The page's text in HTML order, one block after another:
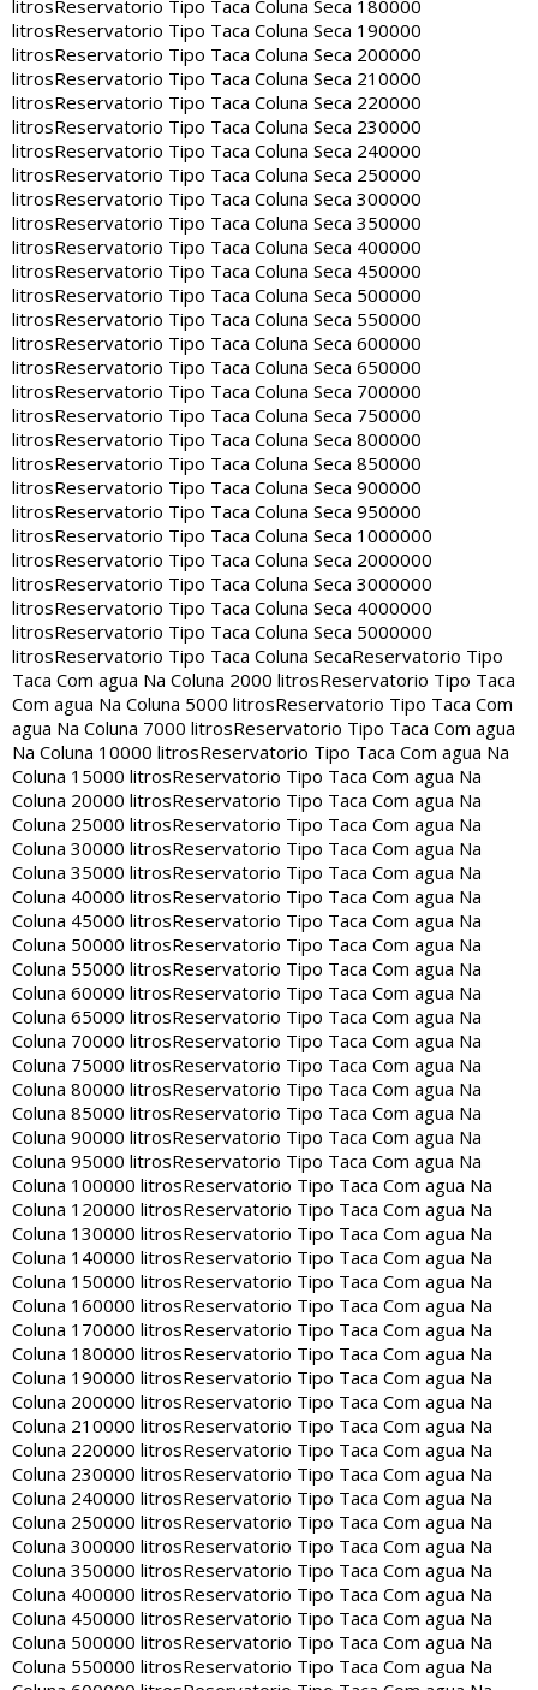
litrosReservatorio Tipo Taca Coluna Seca 180000
litrosReservatorio Tipo Taca Coluna Seca 190000
litrosReservatorio Tipo Taca Coluna Seca 200000
litrosReservatorio Tipo Taca Coluna Seca 210000
litrosReservatorio Tipo Taca Coluna Seca 220000
litrosReservatorio Tipo Taca Coluna Seca 230000
litrosReservatorio Tipo Taca Coluna Seca 240000
litrosReservatorio Tipo Taca Coluna Seca 250000
litrosReservatorio Tipo Taca Coluna Seca 300000
litrosReservatorio Tipo Taca Coluna Seca 350000
litrosReservatorio Tipo Taca Coluna Seca 400000
litrosReservatorio Tipo Taca Coluna Seca 450000
litrosReservatorio Tipo Taca Coluna Seca 500000
litrosReservatorio Tipo Taca Coluna Seca 550000
litrosReservatorio Tipo Taca Coluna Seca 600000
litrosReservatorio Tipo Taca Coluna Seca 650000
litrosReservatorio Tipo Taca Coluna Seca 700000
litrosReservatorio Tipo Taca Coluna Seca 750000
litrosReservatorio Tipo Taca Coluna Seca 800000
litrosReservatorio Tipo Taca Coluna Seca 850000
litrosReservatorio Tipo Taca Coluna Seca 900000
litrosReservatorio Tipo Taca Coluna Seca 950000
litrosReservatorio Tipo Taca Coluna Seca 1000000
litrosReservatorio Tipo Taca Coluna Seca 2000000
litrosReservatorio Tipo Taca Coluna Seca 3000000
litrosReservatorio Tipo Taca Coluna Seca 4000000
litrosReservatorio Tipo Taca Coluna Seca 5000000
litrosReservatorio Tipo Taca Coluna SecaReservatorio Tipo
Taca Com agua Na Coluna 2000 litrosReservatorio Tipo Taca
Com agua Na Coluna 5000 litrosReservatorio Tipo Taca Com
agua Na Coluna 7000 litrosReservatorio Tipo Taca Com agua
Na Coluna 10000 litrosReservatorio Tipo Taca Com agua Na
Coluna 15000 litrosReservatorio Tipo Taca Com agua Na
Coluna 20000 litrosReservatorio Tipo Taca Com agua Na
Coluna 25000 litrosReservatorio Tipo Taca Com agua Na
Coluna 30000 litrosReservatorio Tipo Taca Com agua Na
Coluna 35000 litrosReservatorio Tipo Taca Com agua Na
Coluna 40000 litrosReservatorio Tipo Taca Com agua Na
Coluna 45000 litrosReservatorio Tipo Taca Com agua Na
Coluna 50000 litrosReservatorio Tipo Taca Com agua Na
Coluna 55000 litrosReservatorio Tipo Taca Com agua Na
Coluna 60000 litrosReservatorio Tipo Taca Com agua Na
Coluna 65000 litrosReservatorio Tipo Taca Com agua Na
Coluna 70000 litrosReservatorio Tipo Taca Com agua Na
Coluna 75000 litrosReservatorio Tipo Taca Com agua Na
Coluna 80000 litrosReservatorio Tipo Taca Com agua Na
Coluna 85000 litrosReservatorio Tipo Taca Com agua Na
Coluna 90000 litrosReservatorio Tipo Taca Com agua Na
Coluna 95000 litrosReservatorio Tipo Taca Com agua Na
Coluna 100000 litrosReservatorio Tipo Taca Com agua Na
Coluna 120000 litrosReservatorio Tipo Taca Com agua Na
Coluna 130000 litrosReservatorio Tipo Taca Com agua Na
Coluna 140000 litrosReservatorio Tipo Taca Com agua Na
Coluna 150000 litrosReservatorio Tipo Taca Com agua Na
Coluna 160000 litrosReservatorio Tipo Taca Com agua Na
Coluna 170000 litrosReservatorio Tipo Taca Com agua Na
Coluna 180000 litrosReservatorio Tipo Taca Com agua Na
Coluna 190000 litrosReservatorio Tipo Taca Com agua Na
Coluna 200000 litrosReservatorio Tipo Taca Com agua Na
Coluna 210000 litrosReservatorio Tipo Taca Com agua Na
Coluna 220000 litrosReservatorio Tipo Taca Com agua Na
Coluna 230000 litrosReservatorio Tipo Taca Com agua Na
Coluna 240000 litrosReservatorio Tipo Taca Com agua Na
Coluna 250000 litrosReservatorio Tipo Taca Com agua Na
Coluna 300000 litrosReservatorio Tipo Taca Com agua Na
Coluna 350000 litrosReservatorio Tipo Taca Com agua Na
Coluna 400000 litrosReservatorio Tipo Taca Com agua Na
Coluna 450000 litrosReservatorio Tipo Taca Com agua Na
Coluna 500000 litrosReservatorio Tipo Taca Com agua Na
Coluna 550000 litrosReservatorio Tipo Taca Com agua Na